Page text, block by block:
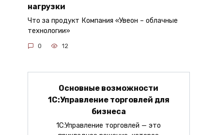
нагрузки
Что за продукт Компания «Увеон – облачные
технологии»
0 12
Основные возможности
1С:Управление торговлей для
бизнеса
1С:Управление торговлей — это